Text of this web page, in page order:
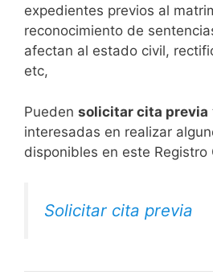
expedientes previos al
reconocimiento de
afectan al estado civil,
etc,
​Pueden solicitar cita previa
interesadas en realizar
disponibles en este Registro
Solicitar cita previa